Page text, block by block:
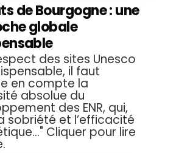
de Bourgogne : une
globale
des sites Unesco
il faut
en compte la
absolue du
des ENR, qui,
sobriété et l’efficacité
Cliquer pour lire